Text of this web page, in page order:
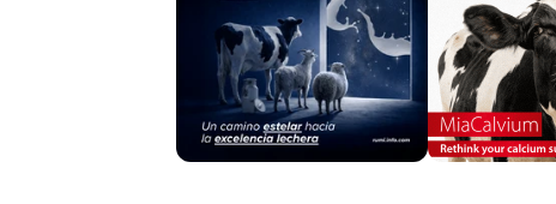
Nuevo catálogo de raza Retinta